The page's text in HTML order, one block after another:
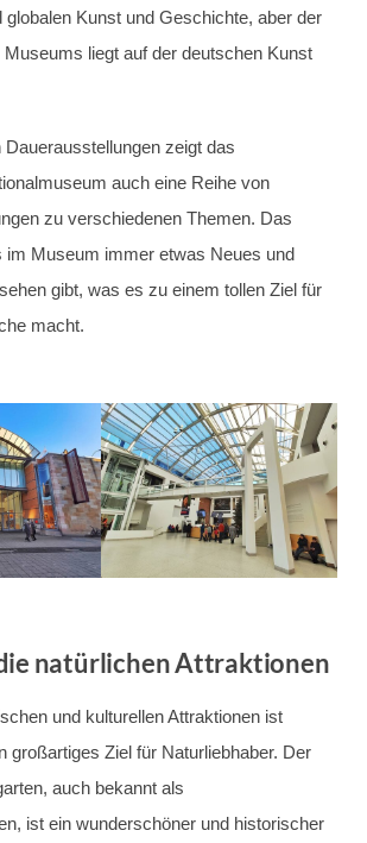
globalen Kunst und Geschichte, aber der
liegt auf der deutschen Kunst
zeigt das
auch eine Reihe von
zu verschiedenen Themen. Das
im Museum immer etwas Neues und
gibt, was es zu einem tollen Ziel für
macht.
natürlichen Attraktionen
und kulturellen Attraktionen ist
großartiges Ziel für Naturliebhaber. Der
auch bekannt als
ist ein wunderschöner und historischer